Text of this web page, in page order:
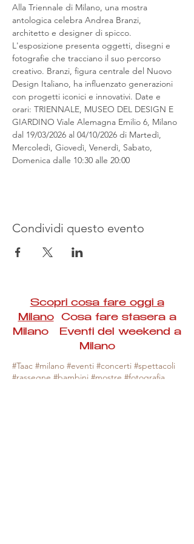
Alla Triennale di Milano, una mostra
antologica celebra Andrea Branzi,
architetto e designer di spicco.
L'esposizione presenta oggetti, disegni e
fotografie che tracciano il suo percorso
creativo. Branzi, figura centrale del Nuovo
Design Italiano, ha influenzato generazioni
con progetti iconici e innovativi. Date e
orari: TRIENNALE, MUSEO DEL DESIGN E
GIARDINO Viale Alemagna Emilio 6, Milano
dal 19/03/2026 al 04/10/2026 di Martedì,
Mercoledì, Giovedì, Venerdì, Sabato,
Domenica dalle 10:30 alle 20:00
Condividi questo evento
Scopri cosa fare oggi a
MilanoCosa fare stasera a
Milano Eventi del weekend a
Milano
#Taac #milano #eventi #concerti #spettacoli
#rassegne #bambini #mostre #fotografia